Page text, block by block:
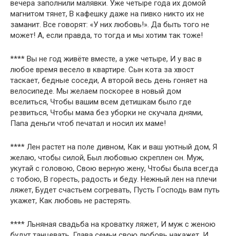
вечера заполнили малявки. Уже четыре года их домой
магнитом тянет, В кафешку даже на пивко никто их не
заманит. Все говорят: «У них любовь!». Да быть того не
может! А, если правда, то тогда и мы хотим так тоже!
**** Вы не год живёте вместе, а уже четыре, И у вас в
любое время весело в квартире. Сын кота за хвост
таскает, бедные соседи, А второй весь день гоняет на
велосипеде. Мы желаем поскорее в новый дом
вселиться, Чтобы вашим всем детишкам было где
резвиться, Чтобы мама без уборки не скучала днями,
Папа деньги чтоб печатал и носил их маме!
**** Лен растет на поле дивном, Как и ваш уютный дом, Я
желаю, чтобы силой, Был любовью скреплен он. Муж,
укутай с головою, Свою верную жену, Чтобы была всегда
с тобою, В горесть, радость и беду. Нежный лен на плечи
ляжет, Будет счастьем согревать, Пусть Господь вам путь
укажет, Как любовь не растерять.
**** Льняная свадьба на кроватку ляжет, И муж с женою